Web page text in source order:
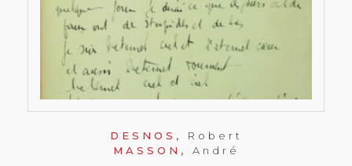
DESNOS, Robert
MASSON, André